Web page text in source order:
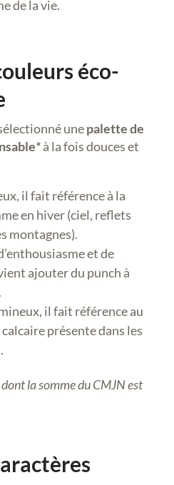
de la vie.
éco-
unepalette de
*à la fois douces et
il fait référence à la
en hiver (ciel, reflets
montagnes).
et de
ajouter du punch à
il fait référence au
présente dans les
la somme du CMJN est